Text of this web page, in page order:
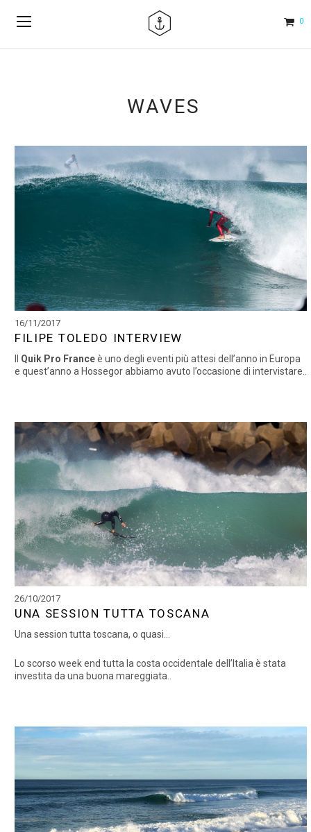
0
WAVES
16/11/2017
FILIPE TOLEDO INTERVIEW
Quik Pro Franceè uno degli eventi più attesi dell’anno in Europa
e quest’anno a Hossegor abbiamo avuto l’occasione di intervistare..
26/10/2017
UNA SESSION TUTTA TOSCANA
Una session tutta toscana, o quasi…
Lo scorso week end tutta la costa occidentale dell’Italia è stata
investita da una buona mareggiata..